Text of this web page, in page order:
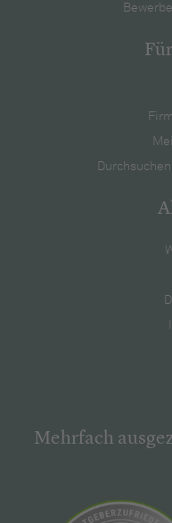
Mehrfach